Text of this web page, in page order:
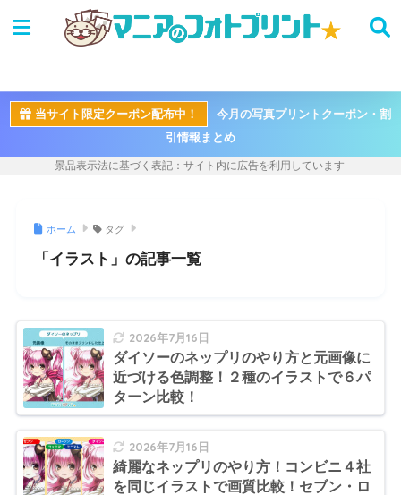
当サイト限定クーポン配布中！
今月の写真プリントクーポン・割
引情報まとめ
ホーム タグ
「イラスト」の記事一覧
2026年7月16日
ダイソーのネップリのやり方と元画像に
近づける色調整！２種のイラストで６パ
ターン比較！
2026年7月16日
綺麗なネップリのやり方！コンビニ４社
を同じイラストで画質比較！セブン・ロ